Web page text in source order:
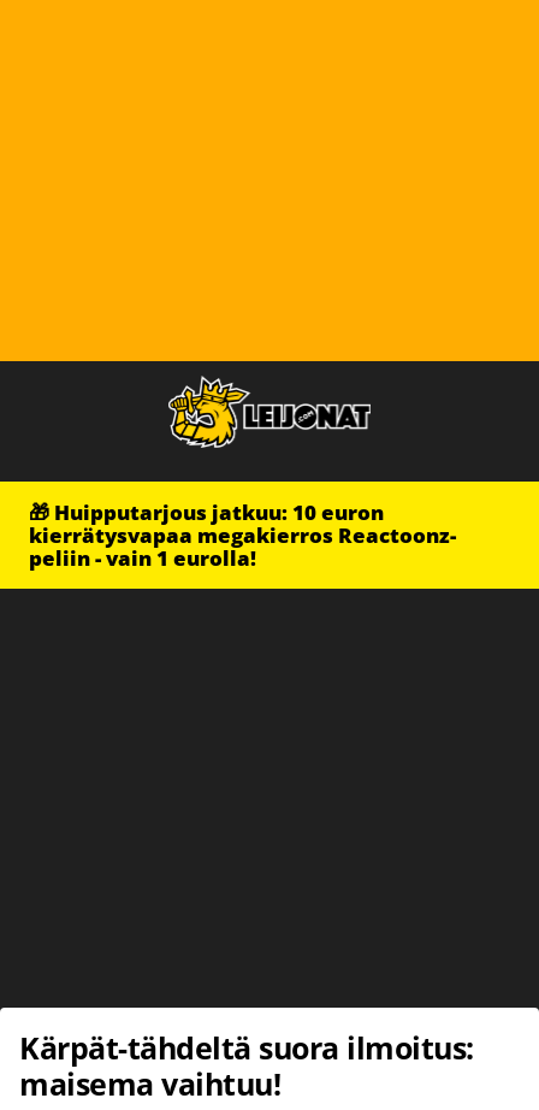
🎁 Huipputarjous jatkuu: 10 euron
kierrätysvapaa megakierros Reactoonz-
peliin - vain 1 eurolla!
Kärpät-tähdeltä suora ilmoitus:
maisema vaihtuu!